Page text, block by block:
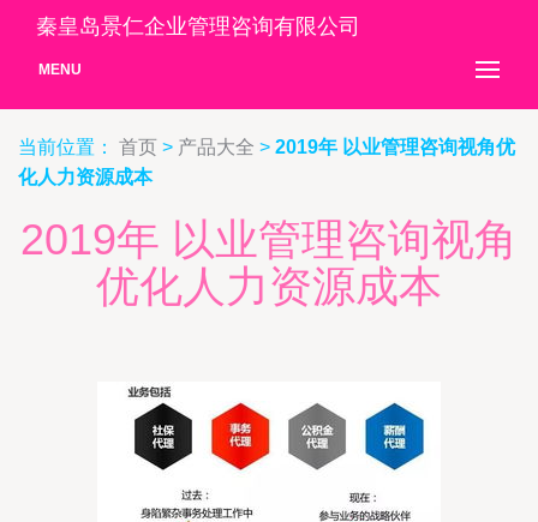
秦皇岛景仁企业管理咨询有限公司
MENU
当前位置： 首页 > 产品大全 > 2019年 以业管理咨询视角优
化人力资源成本
2019年 以业管理咨询视角
优化人力资源成本